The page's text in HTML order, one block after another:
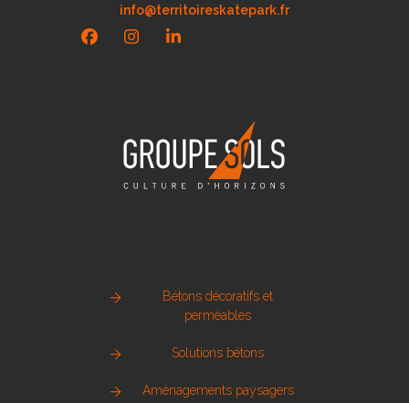
info@territoireskatepark.fr
FacebookInstagramLinkedIn
Bétons décoratifs et
perméables
Solutions bétons
Aménagements paysagers